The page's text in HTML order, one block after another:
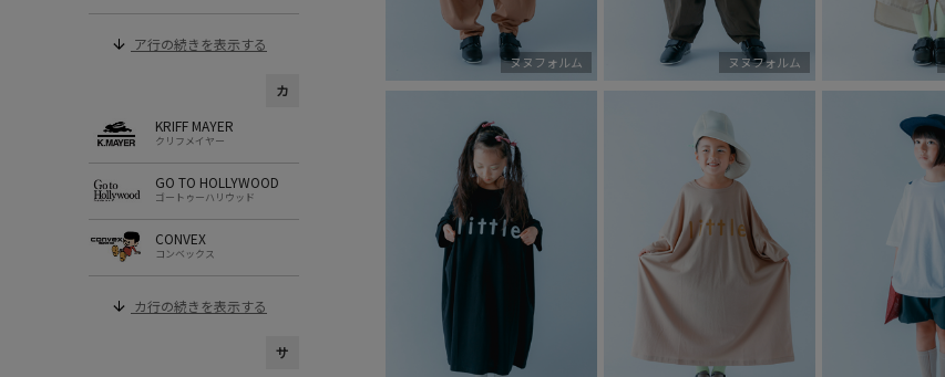
ア行の続きを表示する
カ
KRIFF MAYER
クリフメイヤー
GO TO HOLLYWOOD
ゴートゥーハリウッド
CONVEX
コンベックス
カ行の続きを表示する
サ
ヌヌフォルム ヌヌフォルム